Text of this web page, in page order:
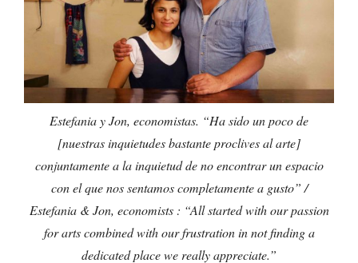
Estefania y Jon, economistas. “Ha sido un poco de
[nuestras inquietudes bastante proclives al arte]
conjuntamente a la inquietud de no encontrar un espacio
con el que nos sentamos completamente a gusto” /
Estefania & Jon, economists : “All started with our passion
for arts combined with our frustration in not finding a
dedicated place we really appreciate.”